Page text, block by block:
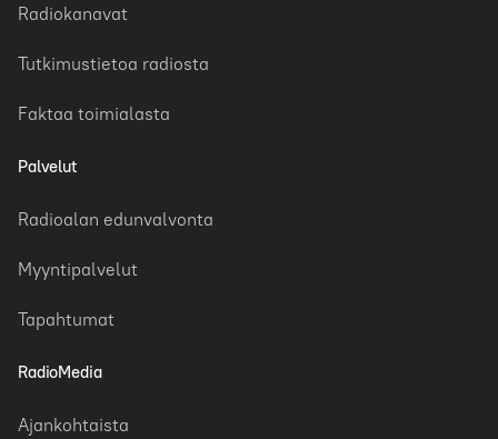
Radiokanavat
Tutkimustietoa radiosta
Faktaa toimialasta
Palvelut
Radioalan edunvalvonta
Myyntipalvelut
Tapahtumat
RadioMedia
Ajankohtaista